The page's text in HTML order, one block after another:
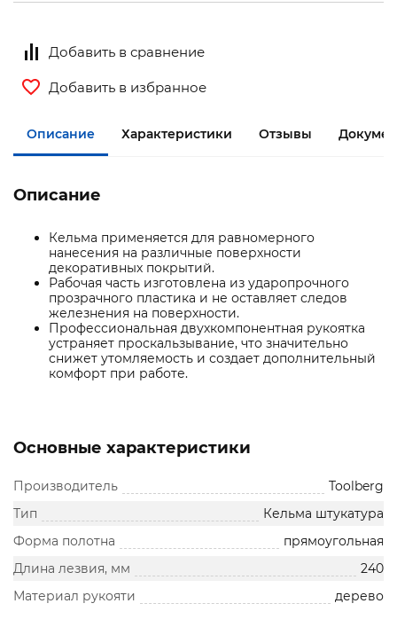
Добавить в сравнение
Добавить в избранное
Описание Характеристики Отзывы
Описание
Кельма применяется для равномерного
нанесения на различные поверхности
декоративных покрытий.
Рабочая часть изготовлена из ударопрочного
прозрачного пластика и не оставляет следов
железнения на поверхности.
Профессиональная двухкомпонентная рукоятка
устраняет проскальзывание, что значительно
снижет утомляемость и создает дополнительный
комфорт при работе.
Основные характеристики
Производитель
Toolberg
Тип
Кельма штукатура
Форма полотна
прямоугольная
Длина лезвия, мм
240
Материал рукояти
дерево